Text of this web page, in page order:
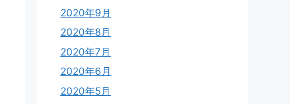
2020年9月
2020年8月
2020年7月
2020年6月
2020年5月